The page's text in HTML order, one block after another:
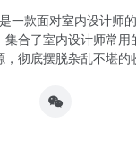
一款面对室内设计师
集合了室内设计师常用
彻底摆脱杂乱不堪的